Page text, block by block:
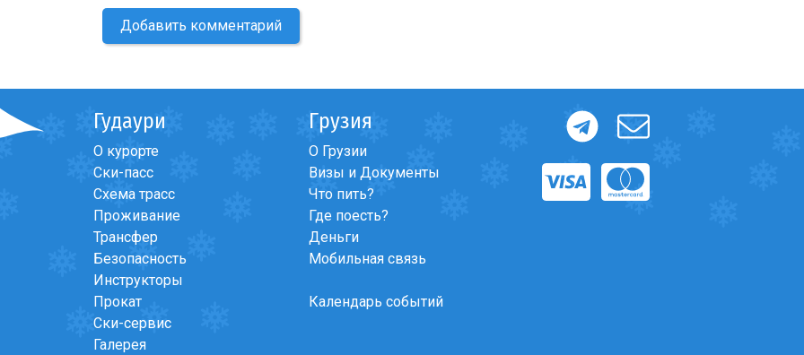
Добавить комментарий
Гудаури
О курорте
Ски-пасс
Схема трасс
Проживание
Трансфер
Безопасность
Инструкторы
Прокат
Ски-сервис
Галерея
Грузия
О Грузии
Визы и Документы
Что пить?
Где поесть?
Деньги
Мобильная связь
Календарь событий